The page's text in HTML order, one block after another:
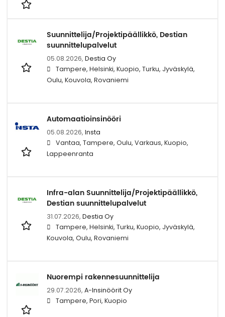
Suunnittelija/Projektipäällikkö, Destian
suunnittelupalvelut
05.08.2026, Destia Oy
Tampere, Helsinki, Kuopio, Turku, Jyväskylä,
Oulu, Kouvola, Rovaniemi
Automaatioinsinööri
05.08.2026, Insta
Vantaa, Tampere, Oulu, Varkaus, Kuopio,
Lappeenranta
Infra-alan Suunnittelija/Projektipäällikkö,
Destian suunnittelupalvelut
31.07.2026, Destia Oy
Tampere, Helsinki, Turku, Kuopio, Jyväskylä,
Kouvola, Oulu, Rovaniemi
Nuorempi rakennesuunnittelija
29.07.2026, A-Insinöörit Oy
Tampere, Pori, Kuopio